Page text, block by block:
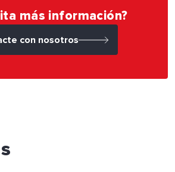
más información?
con nosotros